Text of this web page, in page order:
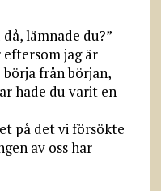
lämnade du?”
jag är
börja från början,
hade du varit en
på det vi försökte
av oss har